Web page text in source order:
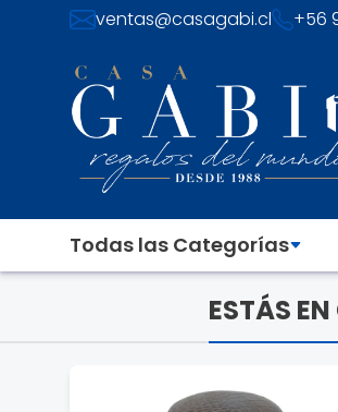
ventas@casagabi.cl +56
Todas las Categorías
ESTÁS